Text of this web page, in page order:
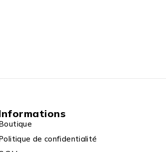
de confidentialité